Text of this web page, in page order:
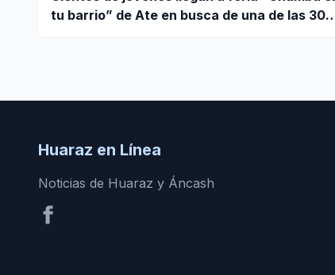
tu barrio” de Ate en busca de una de las 300
Huaraz en Línea
Noticias de Huaraz y Áncash